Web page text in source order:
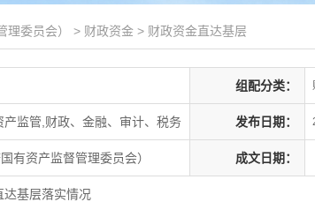
委员会） > 财政资金 > 财政资金直达基层
组配分类：
监管,财政、金融、审计、税务 发布日期：
有资产监督管理委员会） 成文日期：
基层落实情况